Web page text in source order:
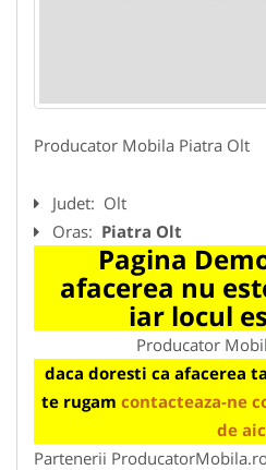
Producator Mobila Piatra Olt
Judet: Olt
Oras: Piatra Olt
Pagina
afacerea nu
iar locul
Producator
daca doresti ca afacerea
te rugam contacteaza-ne
de
Partenerii